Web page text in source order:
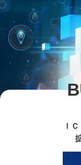
Ｉ